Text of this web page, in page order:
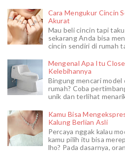
Cara Mengukur Cincin
Akurat
Mau beli cincin tapi
sekarang Anda bisa
cincin sendiri di rumah
Mengenal Apa Itu
Kelebihannya
Bingung mencari
rumah? Coba
unik dan terlihat
Kamu Bisa
Kalung Berlian Asli
Percaya nggak kalau
kamu pilih itu bisa
lho? Pada dasarnya,